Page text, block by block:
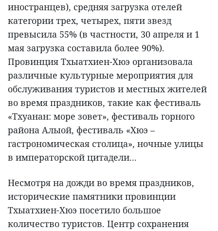
иностранцев), средняя загрузка отелей
категории трех, четырех, пяти звезд
превысила 55% (в частности, 30 апреля и 1
мая загрузка составила более 90%).
Провинция Тхыатхиен-Хюэ организовала
различные культурные мероприятия для
обслуживания туристов и местных жителей
во время праздников, такие как фестиваль
«Тхуанан: море зовет», фестиваль горного
района Алыой, фестиваль «Хюэ –
гастрономическая столица», ночные улицы
в императорской цитадели...
Несмотря на дожди во время праздников,
исторические памятники провинции
Тхыатхиен-Хюэ посетило большое
количество туристов. Центр сохранения